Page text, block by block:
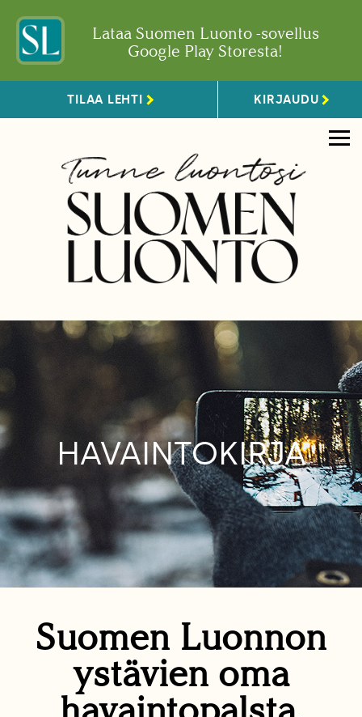
Lataa Suomen Luonto -sovellus
Google Play Storesta!
TILAA LEHTI KIRJAUDU
HAVAINTOKIRJA
Suomen Luonnon
ystävien oma